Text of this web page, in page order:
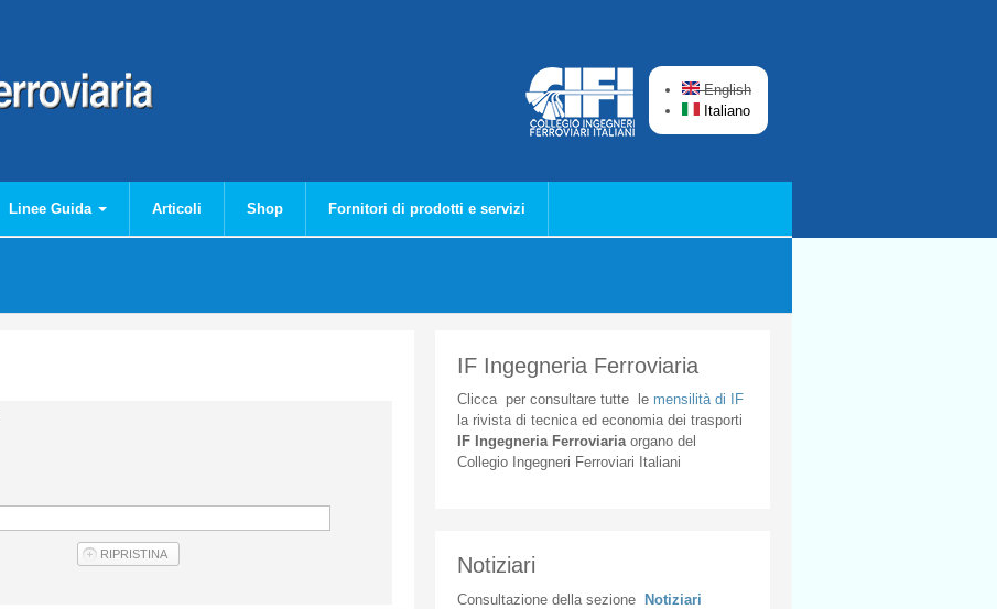
English
Italiano
Linee Guida Articoli Shop Fornitori di prodotti e servizi
IF Ingegneria Ferroviaria
Cliccaper consultare tuttele mensilità di IF
la rivista di tecnica ed economia dei trasporti
IF Ingegneria Ferroviaria organodel
Collegio
Ingegneri Ferroviari Italiani
Notiziari
Consultazione della sezione Notiziari